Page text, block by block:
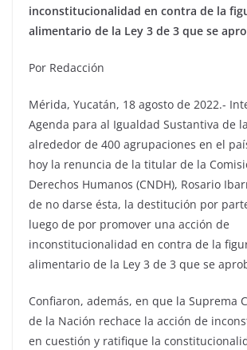
inconstitucionalidad en contra de la
alimentario de la Ley 3 de 3 que se
Por Redacción
Mérida, Yucatán, 18 agosto de 2022.-
Agenda para al Igualdad Sustantiva de
alrededor de 400 agrupaciones en el
hoy la renuncia de la titular de la
Derechos Humanos (CNDH), Rosario
de no darse ésta, la destitución por
luego de por promover una acción de
inconstitucionalidad en contra de la
alimentario de la Ley 3 de 3 que se
Confiaron, además, en que la Suprema
de la Nación rechace la acción de
en cuestión y ratifique la